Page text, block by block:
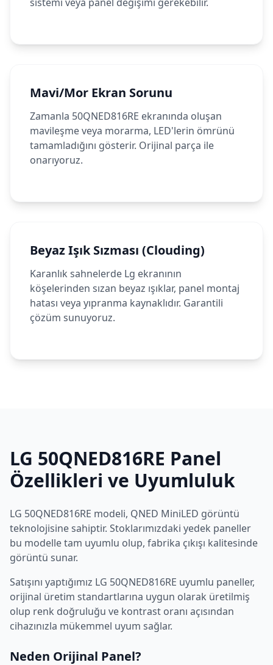
Mavi/Mor Ekran Sorunu
Zamanla 50QNED816RE ekranında oluşan
mavileşme veya morarma, LED'lerin ömrünü
tamamladığını gösterir. Orijinal parça ile
onarıyoruz.
Beyaz Işık Sızması (Clouding)
Karanlık sahnelerde Lg ekranının
köşelerinden sızan beyaz ışıklar, panel montaj
hatası veya yıpranma kaynaklıdır. Garantili
çözüm sunuyoruz.
LG 50QNED816RE Panel
Özellikleri ve Uyumluluk
LG 50QNED816RE modeli, QNED MiniLED görüntü
teknolojisine sahiptir. Stoklarımızdaki yedek paneller
bu modelle tam uyumlu olup, fabrika çıkışı kalitesinde
görüntü sunar.
Satışını yaptığımız LG 50QNED816RE uyumlu paneller,
orijinal üretim standartlarına uygun olarak üretilmiş
olup renk doğruluğu ve kontrast oranı açısından
cihazınızla mükemmel uyum sağlar.
Neden Orijinal Panel?